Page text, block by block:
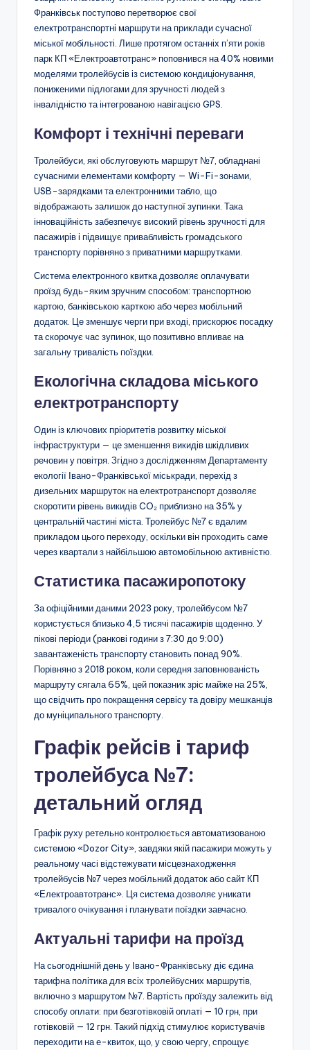
Франківськ поступово перетворює свої
електротранспортні маршрути на приклади сучасної
міської мобільності. Лише протягом останніх п’яти років
парк КП «Електроавтотранс» поповнився на 40% новими
моделями тролейбусів із системою кондиціонування,
пониженими підлогами для зручності людей з
інвалідністю та інтегрованою навігацією GPS.
Комфорт і технічні переваги
Тролейбуси, які обслуговують маршрут №7, обладнані
сучасними елементами комфорту — Wi-Fi-зонами,
USB-зарядками та електронними табло, що
відображають залишок до наступної зупинки. Така
інноваційність забезпечує високий рівень зручності для
пасажирів і підвищує привабливість громадського
транспорту порівняно з приватними маршрутками.
Система електронного квитка дозволяє оплачувати
проїзд будь-яким зручним способом: транспортною
картою, банківською карткою або через мобільний
додаток. Це зменшує черги при вході, прискорює посадку
та скорочує час зупинок, що позитивно впливає на
загальну тривалість поїздки.
Екологічна складова міського
електротранспорту
Один із ключових пріоритетів розвитку міської
інфраструктури — це зменшення викидів шкідливих
речовин у повітря. Згідно з дослідженням Департаменту
екології Івано-Франківської міськради, перехід з
дизельних маршруток на електротранспорт дозволяє
скоротити рівень викидів CO₂ приблизно на 35% у
центральній частині міста. Тролейбус №7 є вдалим
прикладом цього переходу, оскільки він проходить саме
через квартали з найбільшою автомобільною активністю.
Статистика пасажиропотоку
За офіційними даними 2023 року, тролейбусом №7
користується близько 4,5 тисячі пасажирів щоденно. У
пікові періоди (ранкові години з 7:30 до 9:00)
завантаженість транспорту становить понад 90%.
Порівняно з 2018 роком, коли середня заповнюваність
маршруту сягала 65%, цей показник зріс майже на 25%,
що свідчить про покращення сервісу та довіру мешканців
до муніципального транспорту.
Графік рейсів і тариф
тролейбуса №7:
детальний огляд
Графік руху ретельно контролюється автоматизованою
системою «Dozor City», завдяки якій пасажири можуть у
реальному часі відстежувати місцезнаходження
тролейбусів №7 через мобільний додаток або сайт КП
«Електроавтотранс». Ця система дозволяє уникати
тривалого очікування і планувати поїздки завчасно.
Актуальні тарифи на проїзд
На сьогоднішній день у Івано-Франківську діє єдина
тарифна політика для всіх тролейбусних маршрутів,
включно з маршрутом №7. Вартість проїзду залежить від
способу оплати: при безготівковій оплаті — 10 грн, при
готівковій — 12 грн. Такий підхід стимулює користувачів
переходити на е-квиток, що, у свою чергу, спрощує